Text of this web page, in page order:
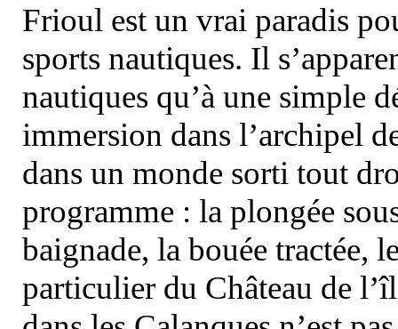
Frioul est un vrai paradis
sports nautiques. Il
nautiques qu’à une simple
immersion dans l’archipel
dans un monde sorti tout
programme : la plongée
baignade, la bouée tractée,
particulier du Château de